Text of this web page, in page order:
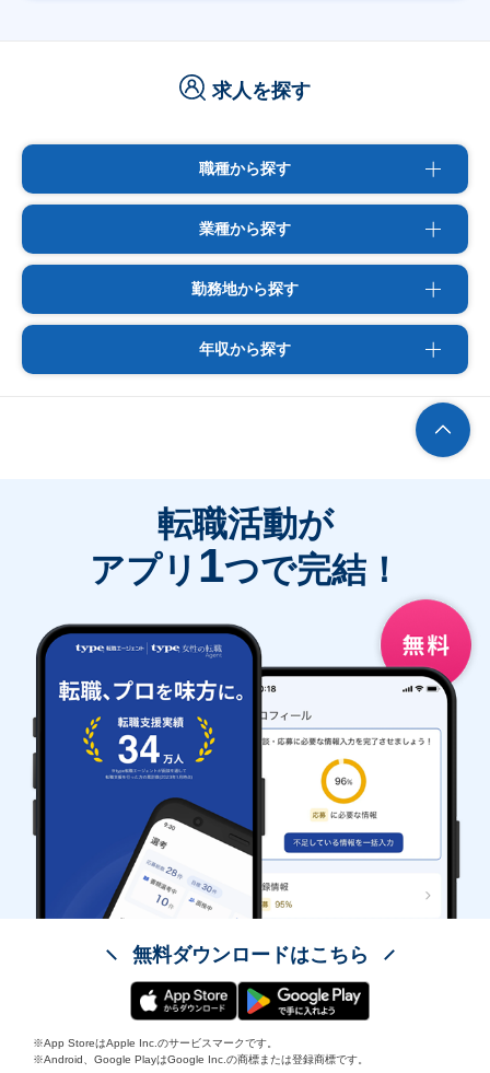
求人を探す
職種から探す
業種から探す
勤務地から探す
年収から探す
転職活動が
アプリ 1つで完結！
無料ダウンロードはこちら
※App StoreはApple Inc.のサービスマークです。
※Android、Google PlayはGoogle Inc.の商標または登録商標です。